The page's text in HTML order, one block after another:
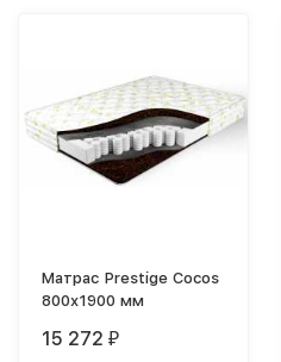
Матрас Prestige Cocos
800х1900 мм
15 272 ₽